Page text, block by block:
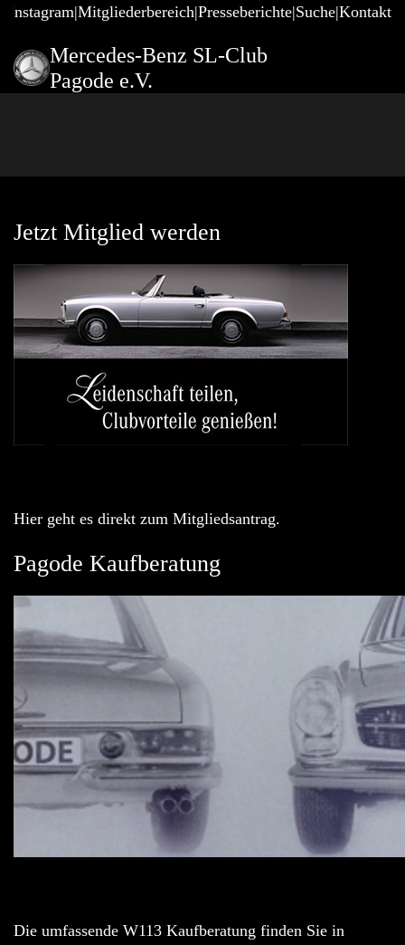
Mitgliederbereich Presseberichte Suche Kontakt
Mercedes-Benz SL-Club
Pagode e.V.
Jetzt Mitglied werden
Hier geht es direkt zum Mitgliedsantrag.
Pagode Kaufberatung
Die umfassende W113 Kaufberatung finden Sie in